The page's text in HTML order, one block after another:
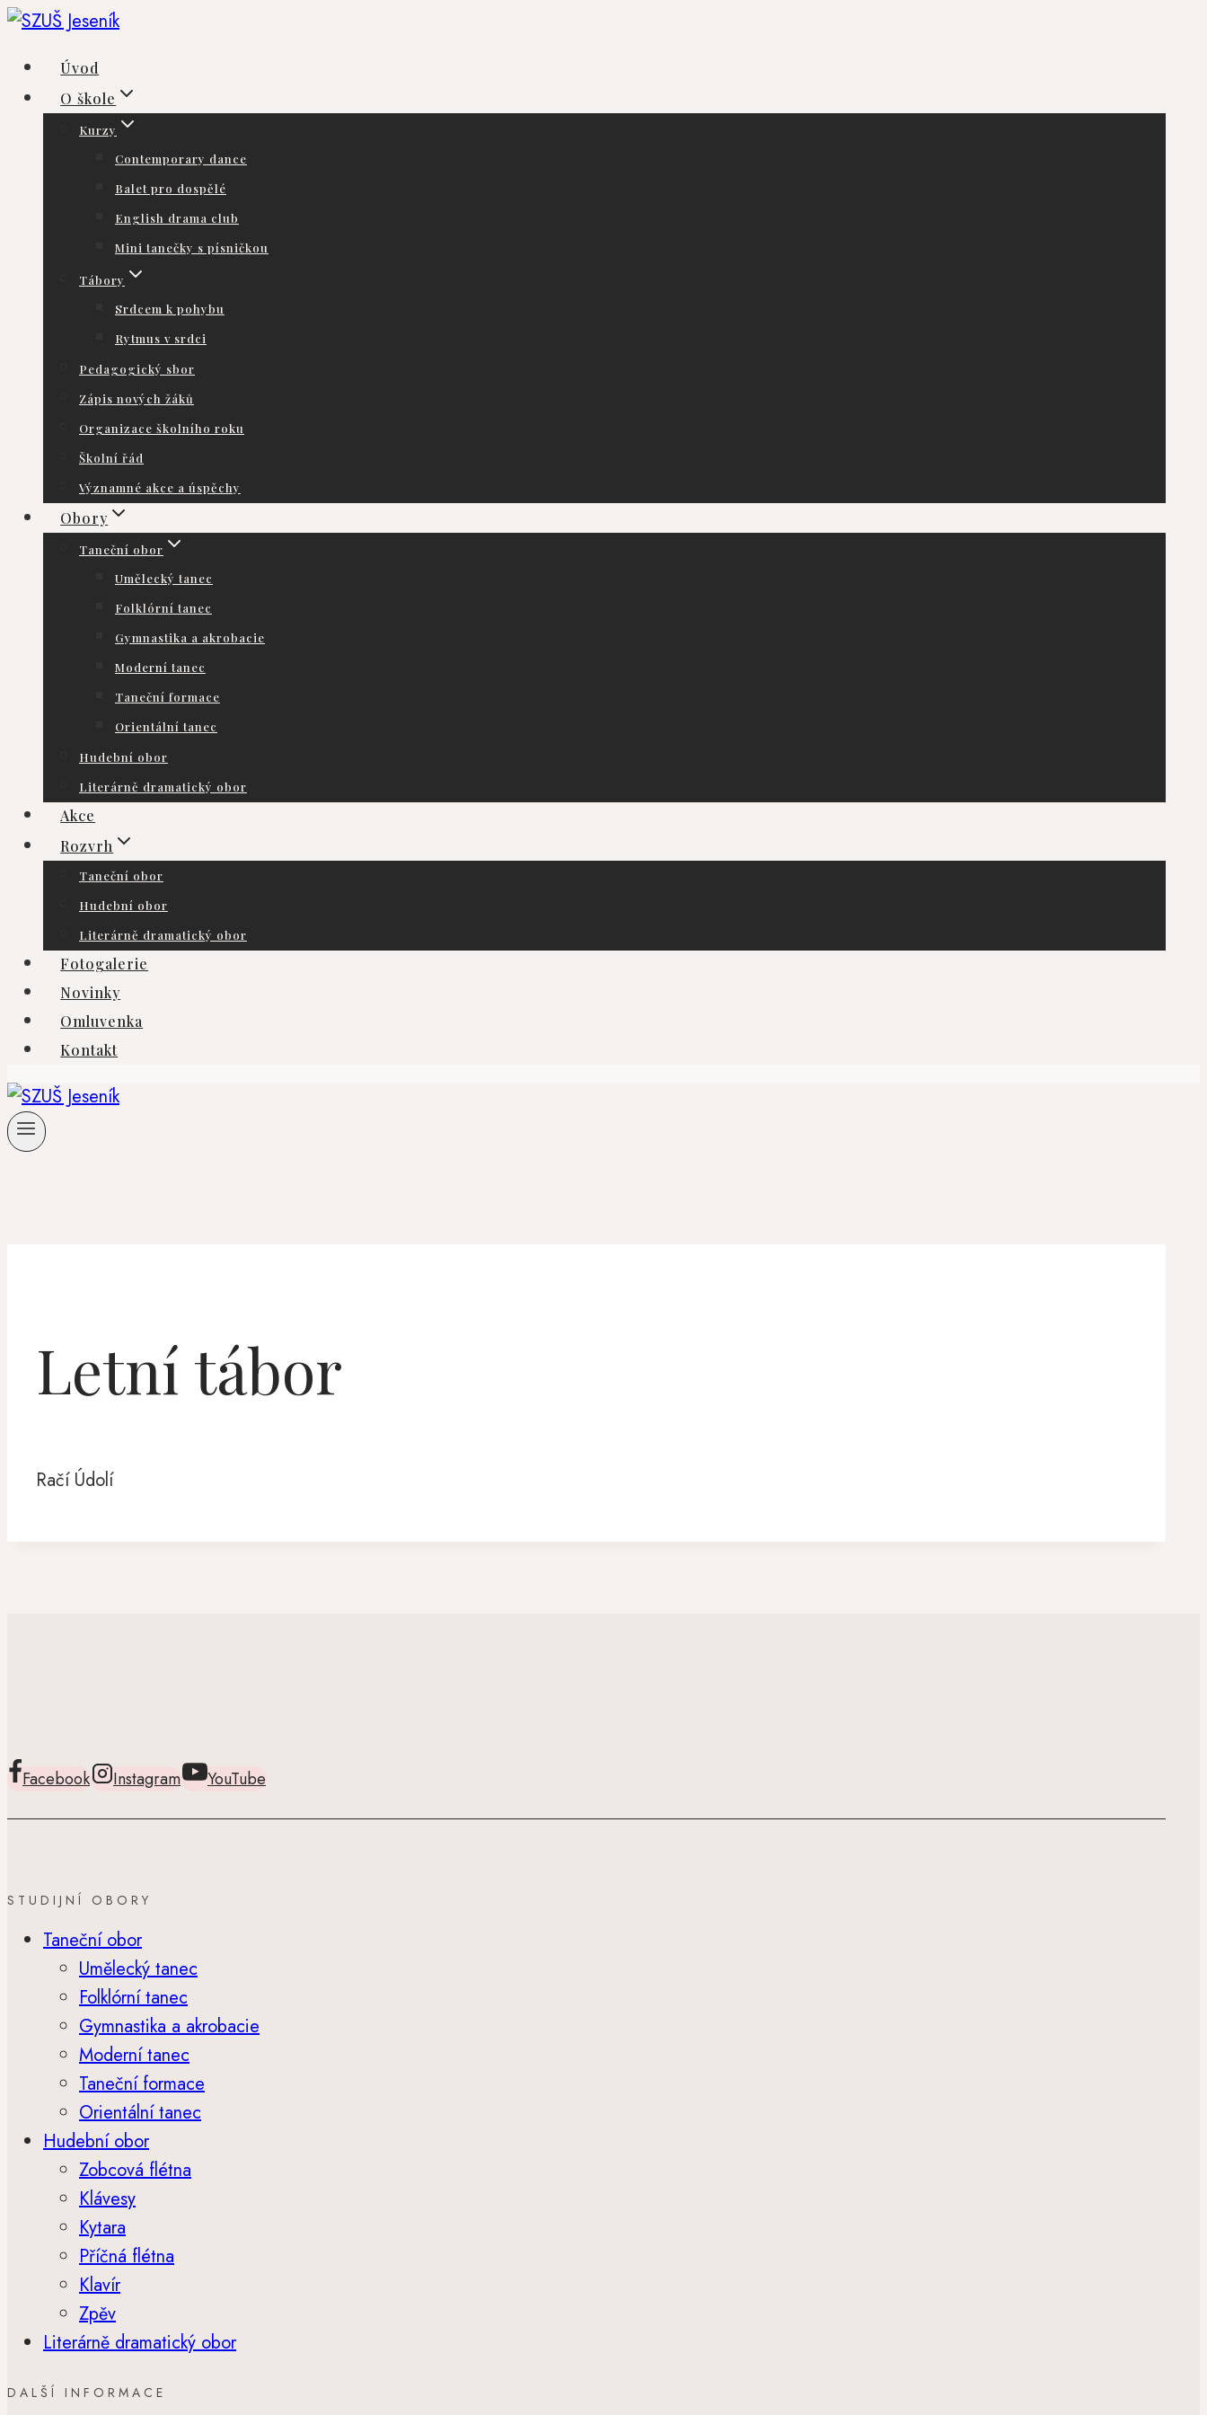
Přeskočit
obsah
Úvod
O škole
Kurzy
Contemporary dance
Balet pro dospělé
English drama club
Mini tanečky s písničkou
Tábory
Srdcem k pohybu
Rytmus v srdci
Pedagogický sbor
Zápis nových žáků
Organizace školního roku
Školní řád
Významné akce a úspěchy
Obory
Taneční obor
Umělecký tanec
Folklórní tanec
Gymnastika a akrobacie
Moderní tanec
Taneční formace
Orientální tanec
Hudební obor
Literárně dramatický obor
Akce
Rozvrh
Taneční obor
Hudební obor
Literárně dramatický obor
Fotogalerie
Novinky
Omluvenka
Kontakt
Letní tábor
Račí Údolí
Facebook Instagram YouTube
STUDIJNÍ OBORY
Taneční obor
Umělecký tanec
Folklórní tanec
Gymnastika a akrobacie
Moderní tanec
Taneční formace
Orientální tanec
Hudební obor
Zobcová flétna
Klávesy
Kytara
Příčná flétna
Klavír
Zpěv
Literárně dramatický obor
DALŠÍ INFORMACE